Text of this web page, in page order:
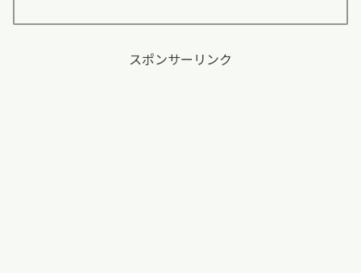
スポンサーリンク